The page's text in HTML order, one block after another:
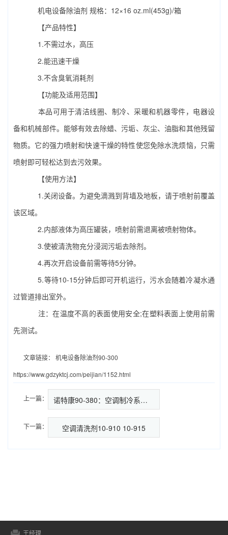
机电设备除油剂 规格：12×16 oz.ml(453g)/箱
【产品特性】
1.不需过水，高压
2.能迅速干燥
3.不含臭氧消耗剂
【功能及适用范围】
本品可用于清洁线圈、制冷、采暖和机器零件，电器设
备和机械部件。能够有效去除蜡、污垢、灰尘、油脂和其他残留
物质。它的强力喷射和快速干燥的特性使您免除水洗烦恼，只需
喷射即可轻松达到去污效果。
【使用方法】
1.关闭设备。为避免滴溅到背墙及地板，请于喷射前覆盖
该区域。
2.内部液体为高压罐装，喷射前需退离被喷射物体。
3.使被清洗物充分浸润污垢去除剂。
4.再次开启设备前需等待5分钟。
5.等待10-15分钟后即可开机运行，污水会随着冷凝水通
过管道排出室外。
注：在温度不高的表面使用安全;在塑料表面上使用前需
先测试。
文章链接：
机电设备除油剂90-300
https://www.gdzyktcj.com/peijian/1152.html
上一篇： 诺特康90-380：空调制冷系统翅片和…
下一篇： 空调清洗剂10-910 10-915
王经理